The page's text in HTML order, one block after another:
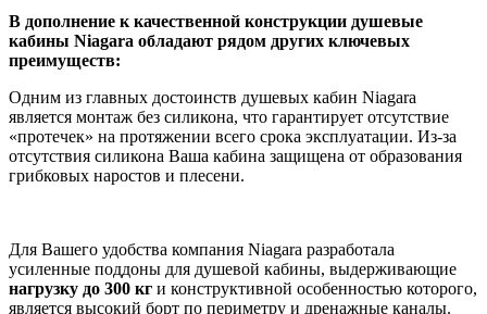
В дополнение к качественной конструкции душевые
кабины Niagara обладают рядом других ключевых
преимуществ:
Одним из главных достоинств душевых кабин Niagara
является монтаж без силикона, что гарантирует отсутствие
«протечек» на протяжении всего срока эксплуатации. Из-за
отсутствия силикона Ваша кабина защищена от образования
грибковых наростов и плесени.
Для Вашего удобства компания Niagara разработала
усиленные поддоны для душевой кабины, выдерживающие
нагрузку до 300 кг и конструктивной особенностью которого,
является высокий борт по периметру и дренажные каналы.